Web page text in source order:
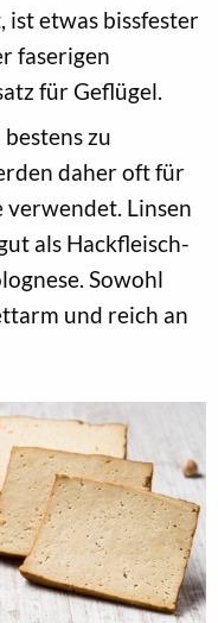
ist etwas bissfester
faserigen
für Geflügel.
zu
daher oft für
Linsen
als Hackfleisch-
Sowohl
und reich an